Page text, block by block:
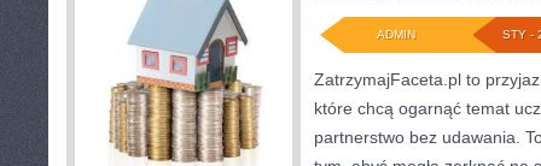
STY -
ADMIN
ZatrzymajFaceta.pl to
które chcą ogarnąć temat
partnerstwo bez udawania.